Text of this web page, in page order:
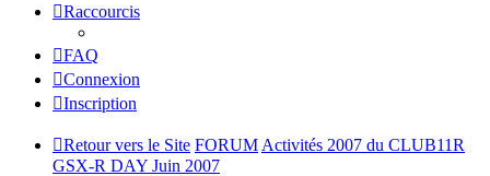
Raccourcis
FAQ
Connexion
Inscription
Retour vers le Site FORUM Activités 2007 du CLUB11R
GSX-R DAY Juin 2007